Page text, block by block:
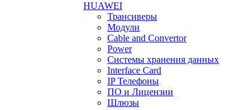
HUAWEI
Трансиверы
Модули
Cable and Convertor
Power
Системы хранения данных
Interface Card
IP Телефоны
ПО и Лицензии
Шлюзы